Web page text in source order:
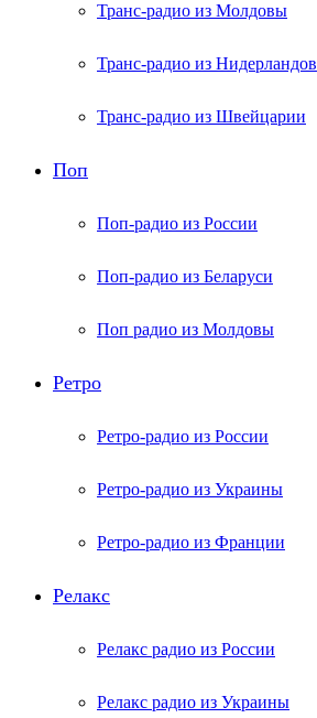
Транс-радио из Молдовы
Транс-радио из Нидерландов
Транс-радио из Швейцарии
Поп
Поп-радио из России
Поп-радио из Беларуси
Поп радио из Молдовы
Ретро
Ретро-радио из России
Ретро-радио из Украины
Ретро-радио из Франции
Релакс
Релакс радио из России
Релакс радио из Украины